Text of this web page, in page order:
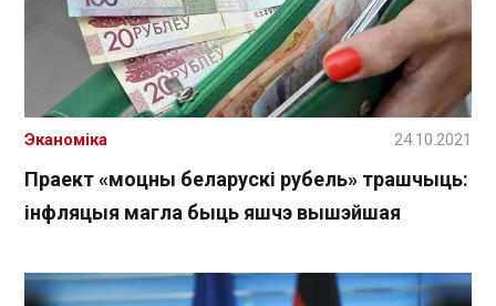
Праект «моцны беларускі рубель» трашчыць:
інфляцыя магла быць яшчэ вышэйшая
Эканоміка 24.10.2021